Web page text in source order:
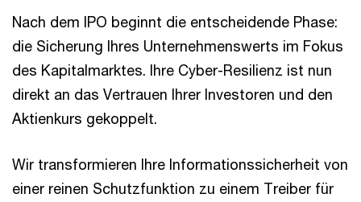
Nach dem IPO beginnt die entscheidende Phase:
die Sicherung Ihres Unternehmenswerts im Fokus
des Kapitalmarktes. Ihre Cyber-Resilienz ist nun
direkt an das Vertrauen Ihrer Investoren und den
Aktienkurs gekoppelt.
Wir transformieren Ihre Informationssicherheit von
einer reinen Schutzfunktion zu einem Treiber für